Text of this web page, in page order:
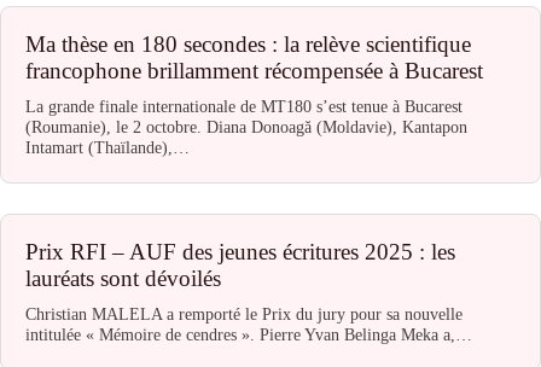
Ma thèse en 180 secondes : la relève scientifique
francophone brillamment récompensée à Bucarest
La grande finale internationale de MT180 s’est tenue à Bucarest
(Roumanie), le 2 octobre. Diana Donoagă (Moldavie), Kantapon
Intamart (Thaïlande),…
Prix RFI – AUF des jeunes écritures 2025 : les
lauréats sont dévoilés
Christian MALELA a remporté le Prix du jury pour sa nouvelle
intitulée « Mémoire de cendres ». Pierre Yvan Belinga Meka a,…